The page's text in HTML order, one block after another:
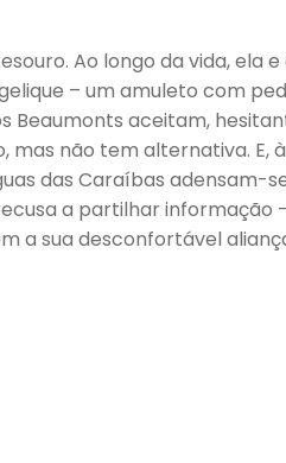
Ao longo da vida, ela
– um amuleto com
aceitam,
não tem alternativa. E,
das Caraíbas adensam-
a partilhar informação
a sua desconfortável